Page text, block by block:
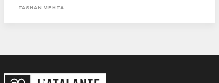
d'Esi, écrit par l’autrice indienne Tashan Mehta et traduit par Mathilde
TASHAN MEHTA